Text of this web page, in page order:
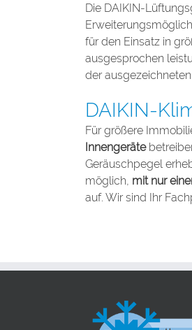
Die DAIKIN-
für den Einsatz in
ausgesprochen
der
DAIKIN-
Für größere
Innengeräte
Geräuschpegel
möglich, mit nur
auf. Wir sind Ihr